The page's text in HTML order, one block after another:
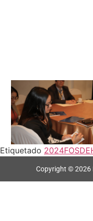
Etiquetado 2024
Copyright © 2026